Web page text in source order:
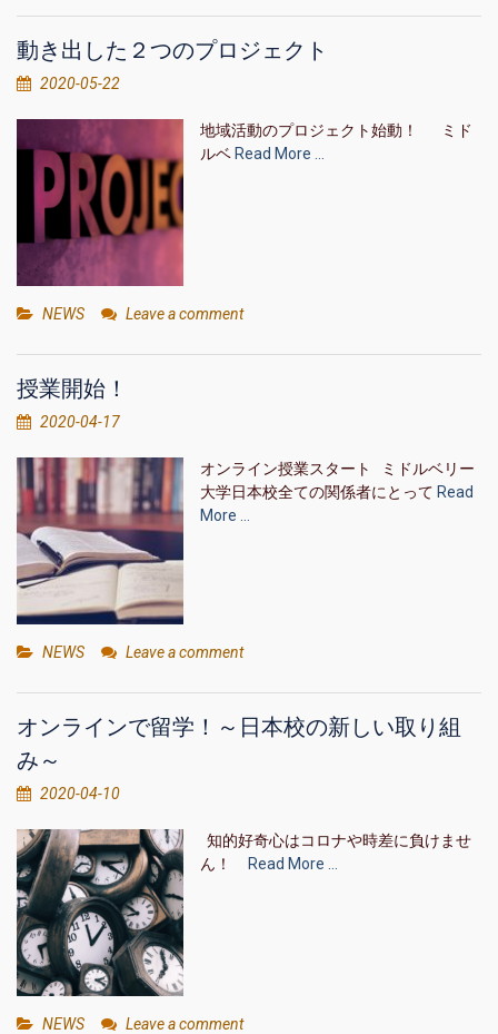
動き出した２つのプロジェクト
2020-05-22
地域活動のプロジェクト始動！ ミド
ルベ Read More …
NEWS Leave a comment
授業開始！
2020-04-17
オンライン授業スタート ミドルベリー
大学日本校全ての関係者にとって Read
More …
NEWS Leave a comment
オンラインで留学！～日本校の新しい取り組
み～
2020-04-10
知的好奇心はコロナや時差に負けませ
ん！
Read More …
NEWS Leave a comment